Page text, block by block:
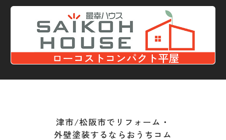
津市/松阪市でリフォーム・
外壁塗装するならおうちコム